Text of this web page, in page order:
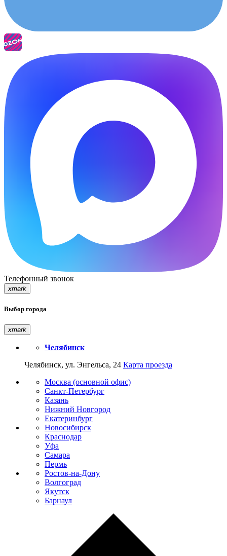
Телефонный звонок
xmark
Выбор города
xmark
Челябинск
Челябинск, ул. Энгельса, 24 Карта проезда
Москва (основной офис)
Санкт-Петербург
Казань
Нижний Новгород
Екатеринбург
Новосибирск
Краснодар
Уфа
Самара
Пермь
Ростов-на-Дону
Волгоград
Якутск
Барнаул